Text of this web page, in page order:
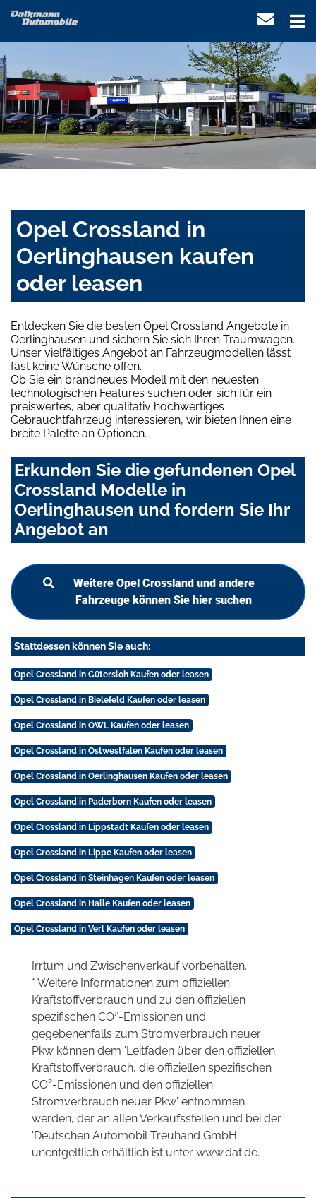
Opel Crossland in
Oerlinghausen kaufen
oder leasen
Entdecken Sie die besten Opel Crossland Angebote in
Oerlinghausen und sichern Sie sich Ihren Traumwagen.
Unser vielfältiges Angebot an Fahrzeugmodellen lässt
fast keine Wünsche offen.
Ob Sie ein brandneues Modell mit den neuesten
technologischen Features suchen oder sich für ein
preiswertes, aber qualitativ hochwertiges
Gebrauchtfahrzeug interessieren, wir bieten Ihnen eine
breite Palette an Optionen.
Erkunden Sie die gefundenen Opel
Crossland Modelle in
Oerlinghausen und fordern Sie Ihr
Angebot an
Weitere Opel Crossland und andere
Fahrzeuge können Sie hier suchen
Stattdessen können Sie auch:
Opel Crossland in Gütersloh Kaufen oder leasen
Opel Crossland in Bielefeld Kaufen oder leasen
Opel Crossland in OWL Kaufen oder leasen
Opel Crossland in Ostwestfalen Kaufen oder leasen
Opel Crossland in Oerlinghausen Kaufen oder leasen
Opel Crossland in Paderborn Kaufen oder leasen
Opel Crossland in Lippstadt Kaufen oder leasen
Opel Crossland in Lippe Kaufen oder leasen
Opel Crossland in Steinhagen Kaufen oder leasen
Opel Crossland in Halle Kaufen oder leasen
Opel Crossland in Verl Kaufen oder leasen
Irrtum und Zwischenverkauf vorbehalten.
* Weitere Informationen zum offiziellen
Kraftstoffverbrauch und zu den offiziellen
spezifischen CO2-Emissionen und
gegebenenfalls zum Stromverbrauch neuer
Pkw können dem 'Leitfaden über den offiziellen
Kraftstoffverbrauch, die offiziellen spezifischen
CO2-Emissionen und den offiziellen
Stromverbrauch neuer Pkw' entnommen
werden, der an allen Verkaufsstellen und bei der
'Deutschen Automobil Treuhand GmbH'
unentgeltlich erhältlich ist unter www.dat.de.